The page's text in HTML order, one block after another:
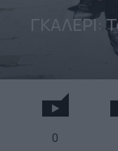
ΓΚΑΛΕΡΙ:
0